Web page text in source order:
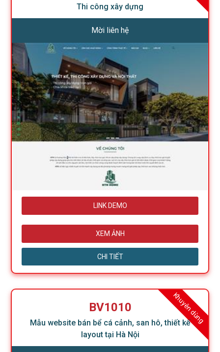
Thi công xây dựng
Mời liên hệ
LINK DEMO
XEM ẢNH
CHI TIẾT
Khuyên dùng
BV1010
Mẫu website bán bể cá cảnh, san hô, thiết kế
layout tại Hà Nội